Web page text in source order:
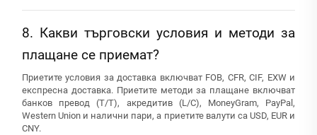
8. Какви търговски условия и методи за
плащане се приемат?
Приетите условия за доставка включват FOB, CFR, CIF, EXW и
експресна доставка. Приетите методи за плащане включват
банков превод (T/T), акредитив (L/C), MoneyGram, PayPal,
Western Union и налични пари, а приетите валути са USD, EUR и
CNY.